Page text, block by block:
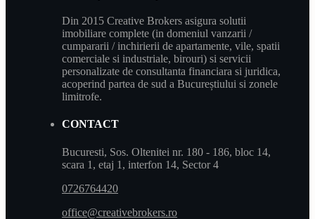
Din 2015 Creative Brokers asigura solutii
imobiliare complete (in domeniul vanzarii /
cumpararii / inchirierii de apartamente, vile, spatii
comerciale si industriale, birouri) si servicii
personalizate de consultanta financiara si juridica,
acoperind partea de sud a Bucureștiului si zonele
limitrofe.
CONTACT
Bucuresti, Sos. Oltenitei nr. 180 - 186, bloc 14,
scara 1, etaj 1, interfon 14, Sector 4
0726764420
office@creativebrokers.ro